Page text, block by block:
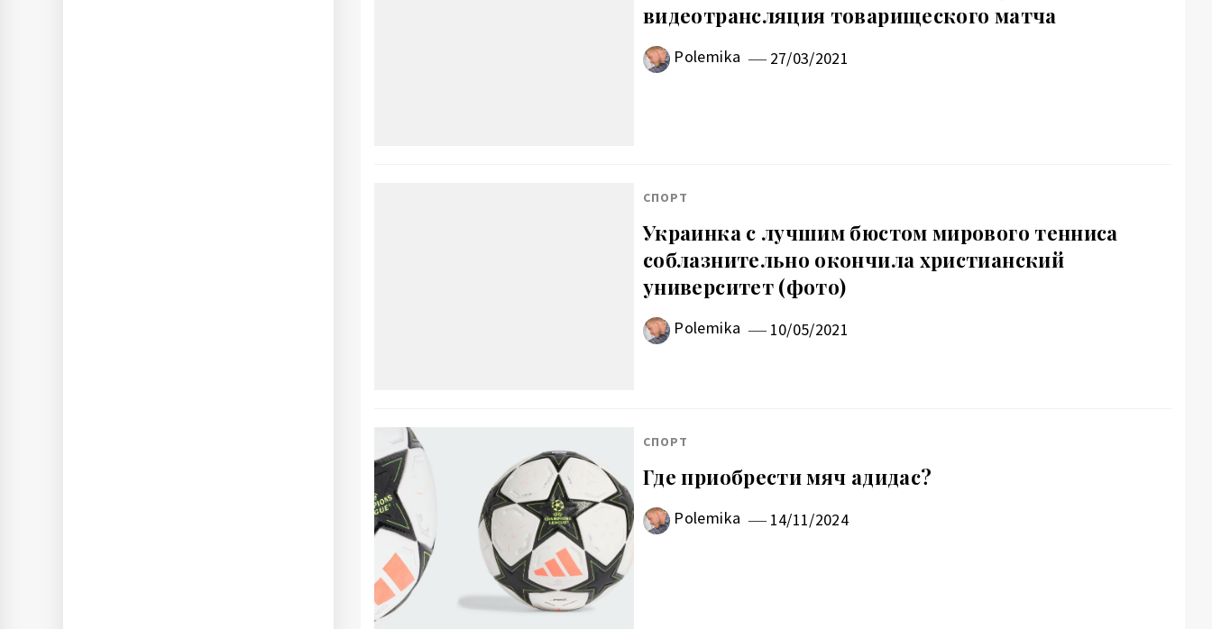
видеотрансляция товарищеского матча
Polemika 27/03/2021
СПОРТ
Украинка с лучшим бюстом мирового тенниса
соблазнительно окончила христианский
университет (фото)
Polemika 10/05/2021
СПОРТ
Где приобрести мяч адидас?
Polemika 14/11/2024